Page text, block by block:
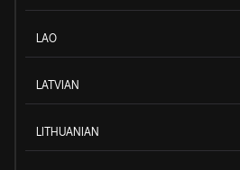
LAO
LATVIAN
LITHUANIAN